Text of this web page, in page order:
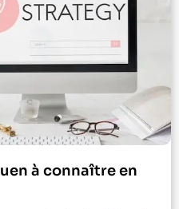
à connaître en